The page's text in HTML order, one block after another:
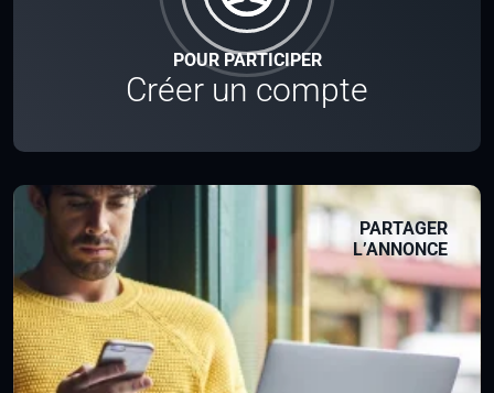
POUR PARTICIPER
Créer un compte
PARTAGER
L’ANNONCE